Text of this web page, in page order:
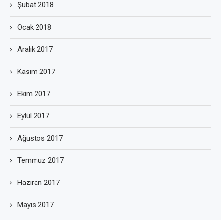
Şubat 2018
Ocak 2018
Aralık 2017
Kasım 2017
Ekim 2017
Eylül 2017
Ağustos 2017
Temmuz 2017
Haziran 2017
Mayıs 2017